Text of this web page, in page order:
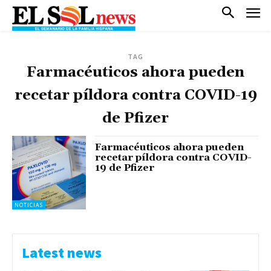
TAG
Farmacéuticos ahora pueden
recetar píldora contra COVID-19
de Pfizer
NOTICIAS
Farmacéuticos ahora pueden
recetar píldora contra COVID-
19 de Pfizer
Latest news